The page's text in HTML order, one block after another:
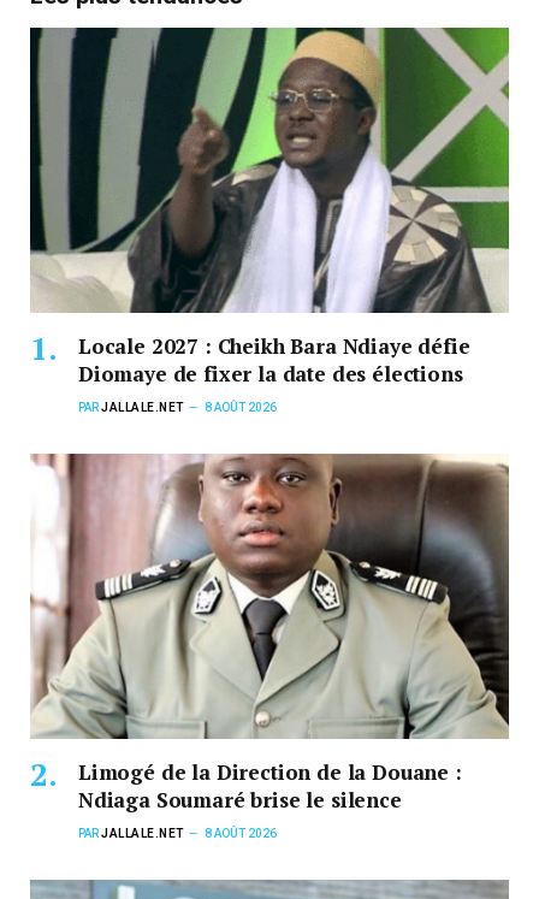
Locale 2027 : Cheikh Bara Ndiaye défie
Diomaye de fixer la date des élections
PARJALLALE.NET 8 AOÛT 2026
Limogé de la Direction de la Douane :
Ndiaga Soumaré brise le silence
PARJALLALE.NET 8 AOÛT 2026